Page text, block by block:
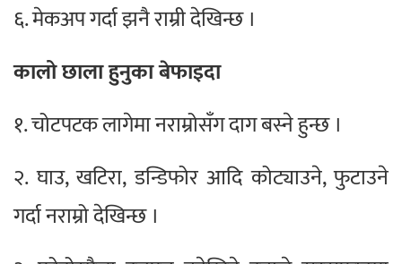
६. मेकअप गर्दा झनै राम्री देखिन्छ ।
कालो छाला हुनुका बेफाइदा
१. चोटपटक लागेमा नराम्रोसँग दाग बस्ने हुन्छ ।
२. घाउ, खटिरा, डन्डिफोर आदि कोट्याउने, फुटाउने
गर्दा नराम्रो देखिन्छ ।